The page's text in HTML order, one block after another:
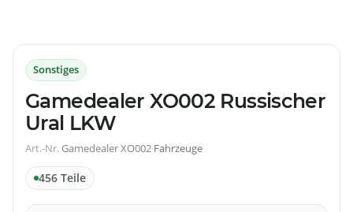
Sonstiges
Gamedealer XO002 Russischer
Ural LKW
Art.-Nr.Gamedealer XO002·Fahrzeuge
456 Teile